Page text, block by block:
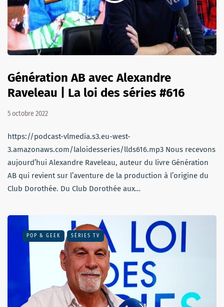
Génération AB avec Alexandre
Raveleau | La loi des séries #616
5 octobre 2022
https://podcast-vlmedia.s3.eu-west-
3.amazonaws.com/laloidesseries/llds616.mp3 Nous recevons
aujourd’hui Alexandre Raveleau, auteur du livre Génération
AB qui revient sur l’aventure de la production à l’origine du
Club Dorothée. Du Club Dorothée aux…
POP & GEEK SÉRIES TV